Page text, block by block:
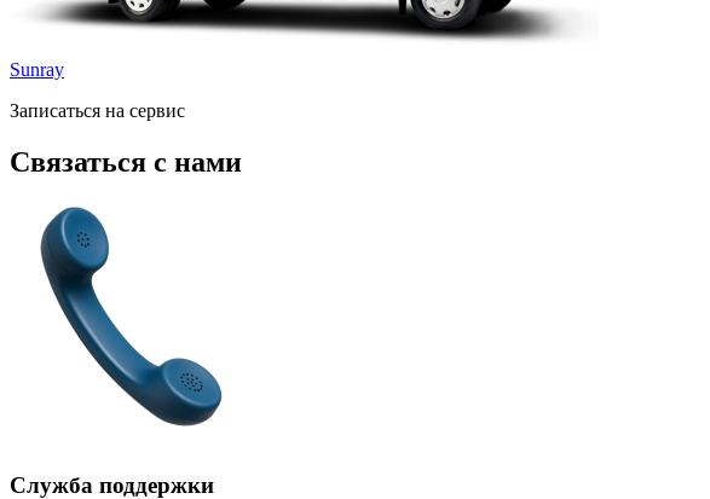
Sunray
Записаться на сервис
Связаться с нами
Служба поддержки